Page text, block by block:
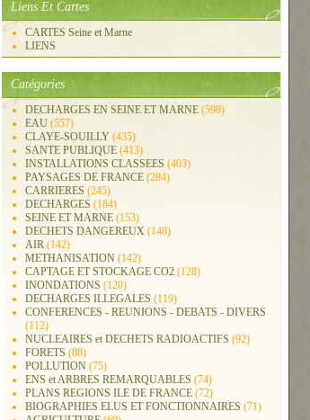
Liens Et Cartes
CARTES Seine et Marne
LIENS
Catégories
DECHARGES EN SEINE ET MARNE (598)
EAU (557)
CLAYE-SOUILLY (435)
SANTE PUBLIQUE (413)
INSTALLATIONS CLASSEES (403)
PAYSAGES DE FRANCE (284)
CARRIERES (245)
DECHARGES (184)
SEINE ET MARNE (153)
DECHETS DANGEREUX (148)
AIR (142)
METHANISATION (142)
CAPTAGE ET STOCKAGE CO2 (128)
INONDATIONS (120)
DECHARGES ILLEGALES (119)
CONFERENCES - REUNIONS - DEBATS - DIVERS
(112)
NUCLEAIRES et DECHETS RADIOACTIFS (92)
FORETS (88)
POLLUTION (75)
ENS et ARBRES REMARQUABLES (74)
PLANS REGIONS ILE DE FRANCE (72)
BIOGRAPHIES ELUS ET FONCTIONNAIRES (71)